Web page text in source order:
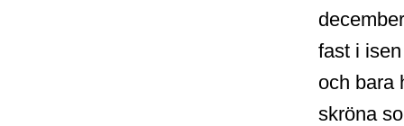
fast i isen
och bara
skröna